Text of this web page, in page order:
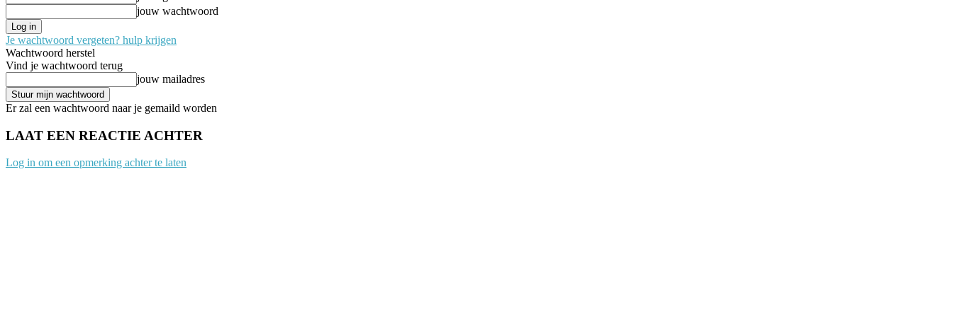
jouw wachtwoord
Je wachtwoord vergeten? hulp krijgen
Wachtwoord herstel
Vind je wachtwoord terug
jouw mailadres
Er zal een wachtwoord naar je gemaild worden
LAAT EEN REACTIE ACHTER
Log in om een opmerking achter te laten